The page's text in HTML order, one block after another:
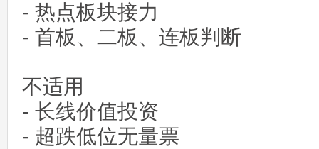
- 热点板块接力
- 首板、二板、连板判断
不适用
- 长线价值投资
- 超跌低位无量票